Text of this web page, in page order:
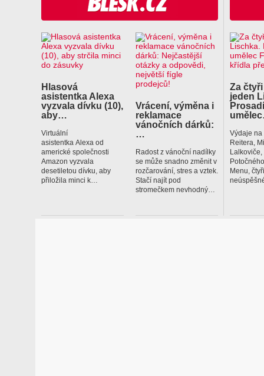
Hlasová
asistentka Alexa
vyzvala dívku (10),
aby…
Virtuální
asistentka Alexa od
americké společnosti
Amazon vyzvala
desetiletou dívku, aby
přiložila minci k…
Vrácení, výměna i
reklamace
vánočních dárků:
Radost z vánoční nadílky
se může snadno změnit v
rozčarování, stres a vztek.
Stačí najít pod
stromečkem nevhodný…
Za
jeden
Výdaje na
Reitera,
Menu,